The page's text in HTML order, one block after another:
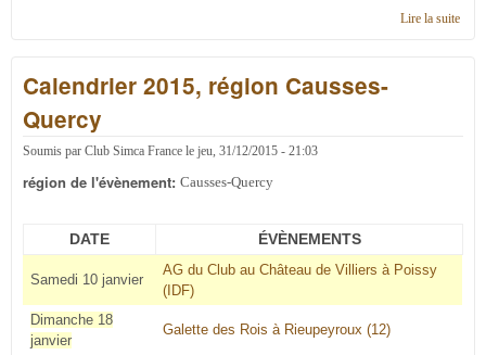
Lire la suitede
Calendrier 2015, région Causses-
Quercy
Soumis par Club Simca France le jeu, 31/12/2015 - 21:03
région de l'évènement: Causses-Quercy
DATE ÉVÈNEMENTS
Samedi 10 janvier
AG du Club au Château de Villiers à Poissy
(IDF)
Dimanche 18
janvier
Galette des Rois à Rieupeyroux (12)